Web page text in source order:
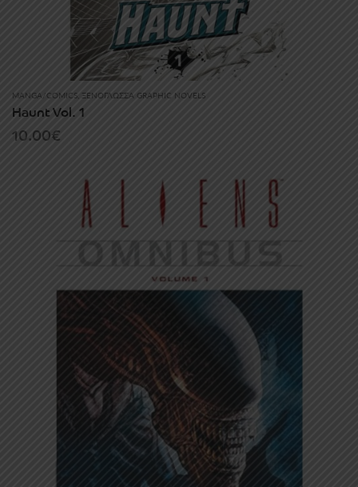
MANGA/COMICS, ΞΕΝΌΓΛΩΣΣΑ GRAPHIC NOVELS
Haunt Vol. 1
10.00€